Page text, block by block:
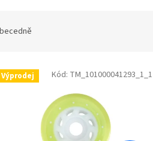
Výprodej Kód: TM_101000041293_1_1